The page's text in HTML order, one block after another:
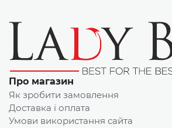
Про магазин
Як зробити замовлення
Доставка і оплата
Умови використання сайта